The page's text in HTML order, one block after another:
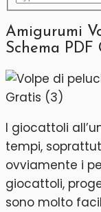
Amigurumi
Schema PDF
I giocattoli
tempi,
ovviamente i
giocattoli,
sono molto